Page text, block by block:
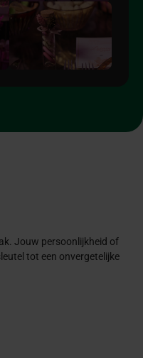
Jouw persoonlijkheid of
tot een onvergetelijke